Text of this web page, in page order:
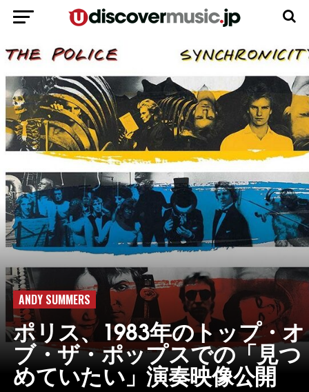
ANDY SUMMERS
ポリス、1983年のトップ・オ
ブ・ザ・ポップスでの「見つ
めていたい」演奏映像公開